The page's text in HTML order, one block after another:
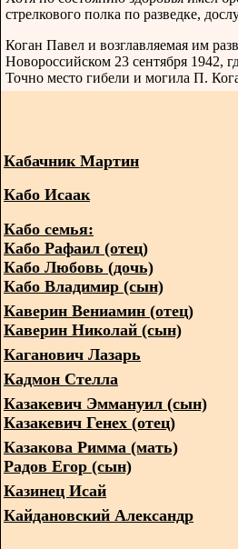
стрелкового полка по разведке,
Коган Павел и возглавляемая им
Новороссийском 23 сентября 1942,
Точно место гибели и могила П.
Кабачник Мартин
Кабо Исаак
Кабо семья:
Кабо Рафаил (отец)
Кабо Любовь (дочь)
Кабо Владимир (сын)
Каверин Вениамин (отец)
Каверин Николай (сын)
Каганович Лазарь
Кадмон Стелла
Казакевич Эммануил (сын)
Казакевич Генех (отец)
Казакова Римма (мать)
Радов Егор (сын)
Казинец Исай
Кайдановский Александр